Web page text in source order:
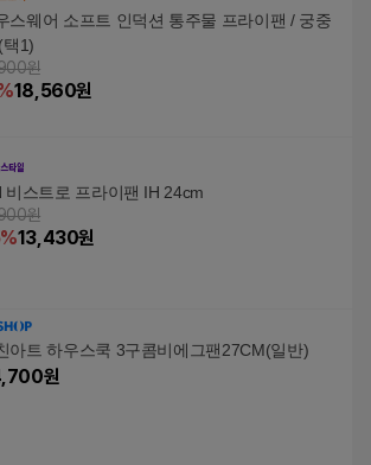
스웨어 소프트 인덕션 통주물 프라이팬 / 궁중
택1)
원
18,560원
비스트로 프라이팬 IH 24cm
원
%13,430원
아트 하우스쿡 3구콤비에그팬27CM(일반)
원